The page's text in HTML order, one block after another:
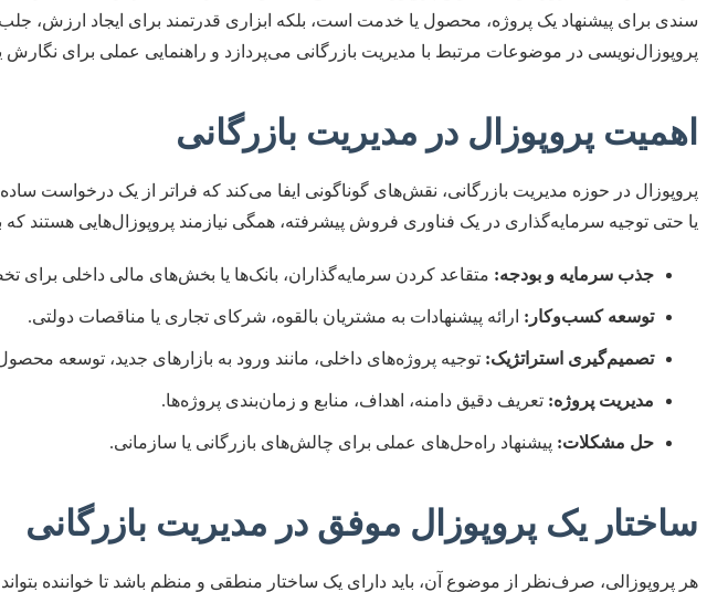
سندی برای پیشنهاد یک پروژه، محصول یا خدمت است، بلکه ابزاری قدرتمند برای ایجاد ارزش،
پروپوزال‌نویسی در موضوعات مرتبط با مدیریت بازرگانی می‌پردازد و راهنمایی عملی برای نگارش
اهمیت پروپوزال در مدیریت بازرگانی
یا حتی توجیه سرمایه‌گذاری در یک فناوری فروش پیشرفته، همگی نیازمند پروپوزال‌هایی هستند
جذب سرمایه و بودجه: متقاعد کردن سرمایه‌گذاران، بانک‌ها یا بخش‌های مالی داخلی برای
توسعه کسب‌وکار: ارائه پیشنهادات به مشتریان بالقوه، شرکای تجاری یا مناقصات دولتی.
تصمیم‌گیری استراتژیک: توجیه پروژه‌های داخلی، مانند ورود به بازارهای جدید، توسعه محصول
مدیریت پروژه: تعریف دقیق دامنه، اهداف، منابع و زمان‌بندی پروژه‌ها.
حل مشکلات: پیشنهاد راه‌حل‌های عملی برای چالش‌های بازرگانی یا سازمانی.
ساختار یک پروپوزال موفق در مدیریت بازرگانی
هر پروپوزالی، صرف‌نظر از موضوع آن، باید دارای یک ساختار منطقی و منظم باشد تا خواننده